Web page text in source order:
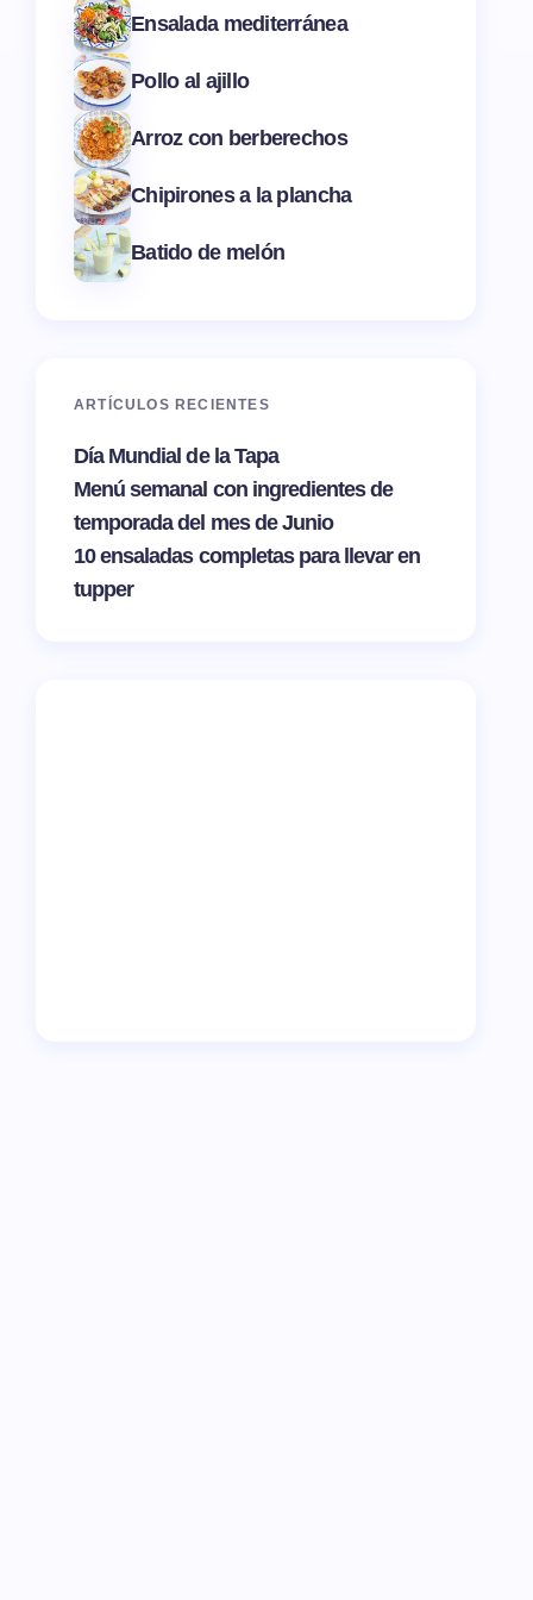
Ensalada mediterránea
Pollo al ajillo
Arroz con berberechos
Chipirones a la plancha
Batido de melón
ARTÍCULOS RECIENTES
Día Mundial de la Tapa
Menú semanal con ingredientes de
temporada del mes de Junio
10 ensaladas completas para llevar en
tupper